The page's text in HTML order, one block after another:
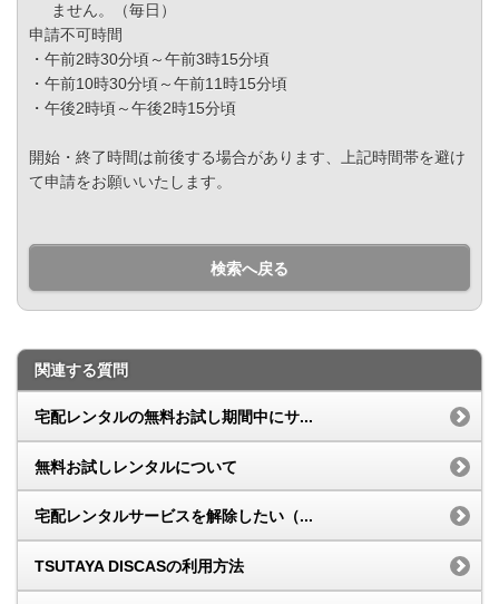
ません。（毎日）
申請不可時間
・午前2時30分頃～午前3時15分頃
・午前10時30分頃～午前11時15分頃
・午後2時頃～午後2時15分頃
開始・終了時間は前後する場合があります、上記時間帯を避け
て申請をお願いいたします。
検索へ戻る
関連する質問
宅配レンタルの無料お試し期間中にサ...
無料お試しレンタルについて
宅配レンタルサービスを解除したい（...
TSUTAYA DISCASの利用方法